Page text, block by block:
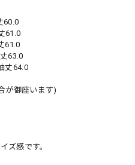
60.0
61.0
61.0
63.0
丈64.0
が御座います)
ズ感です。